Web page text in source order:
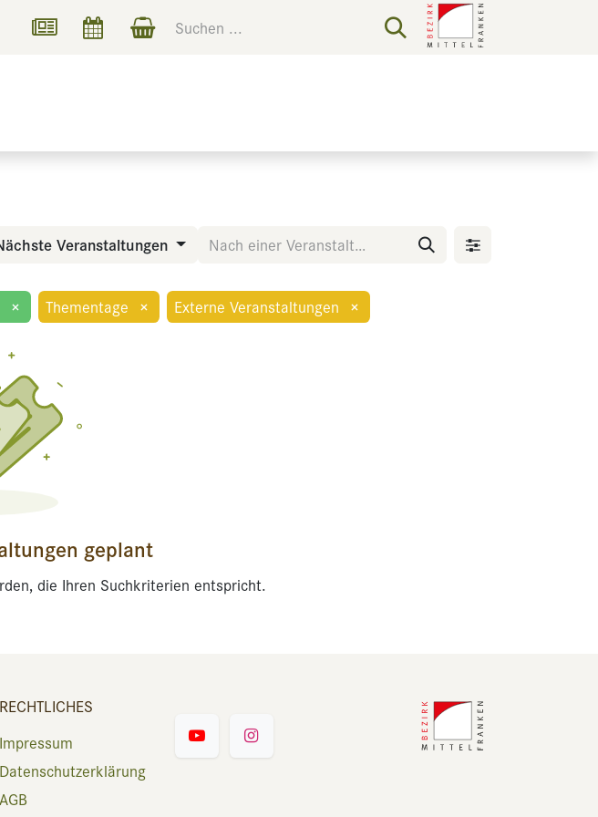
Veranstaltungen
× Thementage × Externe Veranstaltungen ×
geplant
die Ihren Suchkriterien entspricht.
RECHTLICHES
Impressum
Datenschutzerklärung
AGB